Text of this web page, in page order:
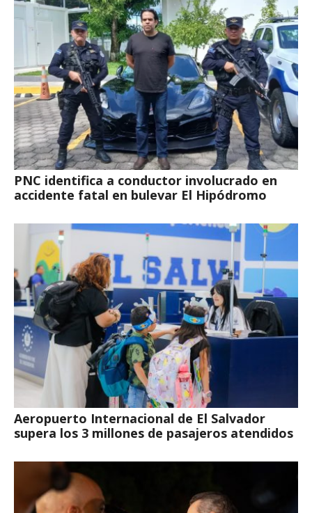
PNC identifica a conductor involucrado en
accidente fatal en bulevar El Hipódromo
Aeropuerto Internacional de El Salvador
supera los 3 millones de pasajeros atendidos